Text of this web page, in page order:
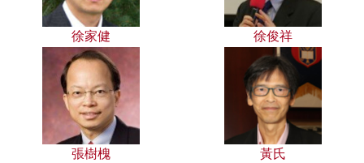
徐家健 徐俊祥
張樹槐 黃氏